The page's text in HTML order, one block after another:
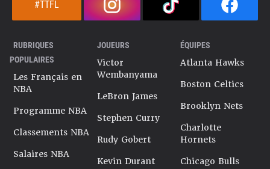
#TTFL
RUBRIQUES
POPULAIRES
Les Français en
NBA
Programme NBA
Classements NBA
Salaires NBA
JOUEURS
Victor
Wembanyama
LeBron James
Stephen Curry
Rudy Gobert
Kevin Durant
ÉQUIPES
Atlanta Hawks
Boston Celtics
Brooklyn Nets
Charlotte
Hornets
Chicago Bulls